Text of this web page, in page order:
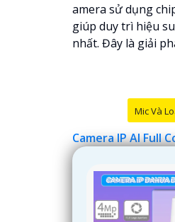
amera sử dụng
giúp duy trì hiệu
nhất. Đây là giải
Mic Và
Camera IP AI Full